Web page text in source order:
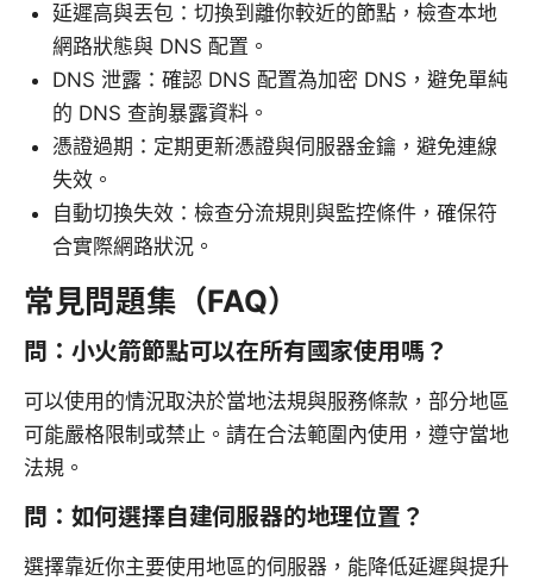
延遲高與丟包：切換到離你較近的節點，檢查本地
網路狀態與 DNS 配置。
DNS 泄露：確認 DNS 配置為加密 DNS，避免單純
的 DNS 查詢暴露資料。
憑證過期：定期更新憑證與伺服器金鑰，避免連線
失效。
自動切換失效：檢查分流規則與監控條件，確保符
合實際網路狀況。
常見問題集（FAQ）
問：小火箭節點可以在所有國家使用嗎？
可以使用的情況取決於當地法規與服務條款，部分地區
可能嚴格限制或禁止。請在合法範圍內使用，遵守當地
法規。
問：如何選擇自建伺服器的地理位置？
選擇靠近你主要使用地區的伺服器，能降低延遲與提升